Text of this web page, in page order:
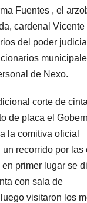
Fuentes , el
cardenal
del poder judicial
de Nexo.
corte de
de placa el
la comitiva oficial
un recorrido por las
primer lugar se
con sala de
visitaron los